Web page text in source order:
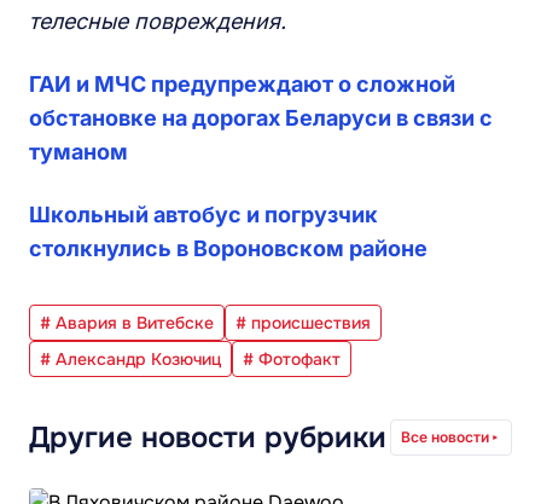
телесные повреждения.
ГАИ и МЧС предупреждают о сложной
обстановке на дорогах Беларуси в связи с
туманом
Школьный автобус и погрузчик
столкнулись в Вороновском районе
# Авария в Витебске
# происшествия
# Александр Козючиц
# Фотофакт
Другие новости рубрики Все новости